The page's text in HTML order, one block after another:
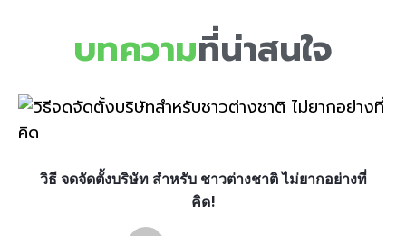
บทความที่น่าสนใจ
วิธี จดจัดตั้งบริษัท สำหรับ ชาวต่างชาติ ไม่ยากอย่างที่
คิด!